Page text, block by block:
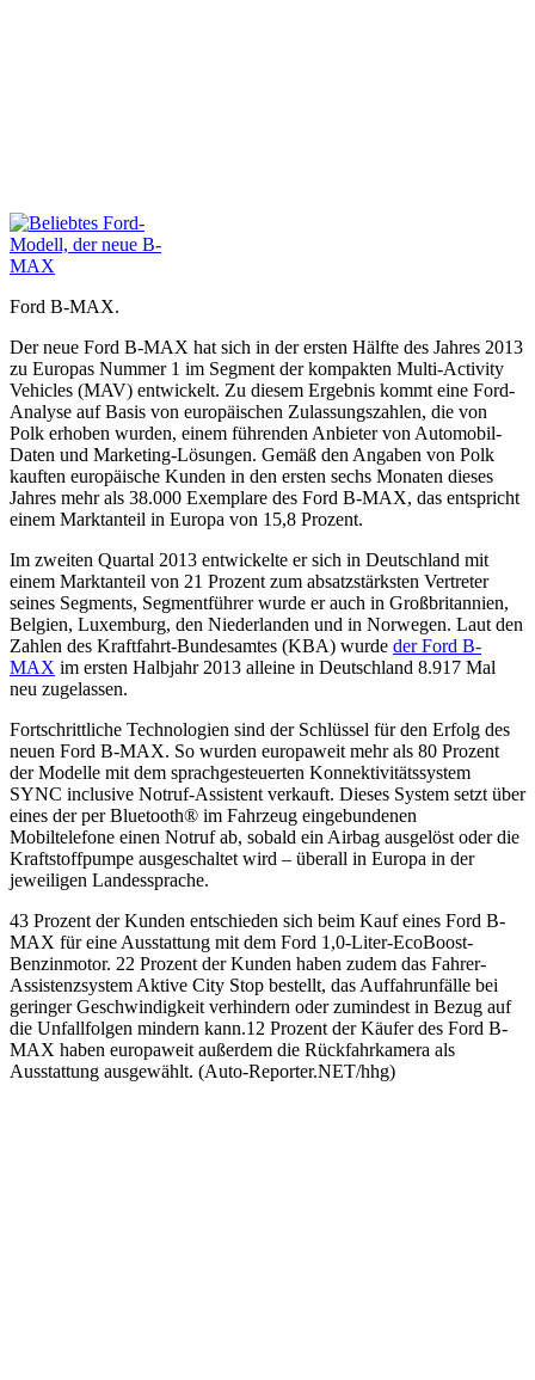
Ford B-MAX.
Der neue Ford B-MAX hat sich in der ersten Hälfte des Jahres 2013
zu Europas Nummer 1 im Segment der kompakten Multi-Activity
Vehicles (MAV) entwickelt. Zu diesem Ergebnis kommt eine Ford-
Analyse auf Basis von europäischen Zulassungszahlen, die von
Polk erhoben wurden, einem führenden Anbieter von Automobil-
Daten und Marketing-Lösungen. Gemäß den Angaben von Polk
kauften europäische Kunden in den ersten sechs Monaten dieses
Jahres mehr als 38.000 Exemplare des Ford B-MAX, das entspricht
einem Marktanteil in Europa von 15,8 Prozent.
Im zweiten Quartal 2013 entwickelte er sich in Deutschland mit
einem Marktanteil von 21 Prozent zum absatzstärksten Vertreter
seines Segments, Segmentführer wurde er auch in Großbritannien,
Belgien, Luxemburg, den Niederlanden und in Norwegen. Laut den
Zahlen des Kraftfahrt-Bundesamtes (KBA) wurde der Ford B-
MAX im ersten Halbjahr 2013 alleine in Deutschland 8.917 Mal
neu zugelassen.
Fortschrittliche Technologien sind der Schlüssel für den Erfolg des
neuen Ford B-MAX. So wurden europaweit mehr als 80 Prozent
der Modelle mit dem sprachgesteuerten Konnektivitätssystem
SYNC inclusive Notruf-Assistent verkauft. Dieses System setzt über
eines der per Bluetooth® im Fahrzeug eingebundenen
Mobiltelefone einen Notruf ab, sobald ein Airbag ausgelöst oder die
Kraftstoffpumpe ausgeschaltet wird – überall in Europa in der
jeweiligen Landessprache.
43 Prozent der Kunden entschieden sich beim Kauf eines Ford B-
MAX für eine Ausstattung mit dem Ford 1,0-Liter-EcoBoost-
Benzinmotor. 22 Prozent der Kunden haben zudem das Fahrer-
Assistenzsystem Aktive City Stop bestellt, das Auffahrunfälle bei
geringer Geschwindigkeit verhindern oder zumindest in Bezug auf
die Unfallfolgen mindern kann.12 Prozent der Käufer des Ford B-
MAX haben europaweit außerdem die Rückfahrkamera als
Ausstattung ausgewählt. (Auto-Reporter.NET/hhg)